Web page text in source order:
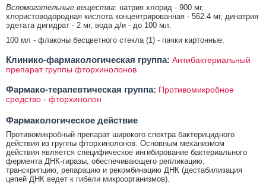
Вспомогательные вещества: натрия хлорид - 900 мг,
хлористоводородная кислота концентрированная - 562.4 мг, динатрия
эдетата дигидрат - 2 мг, вода д/и - до 100 мл.
100 мл - флаконы бесцветного стекла (1) - пачки картонные.
Клинико-фармакологическая группа: Антибактериальный
препарат группы фторхинолонов
Фармако-терапевтическая группа: Противомикробное
средство - фторхинолон
Фармакологическое действие
Противомикробный препарат широкого спектра бактерицидного
действия из группы фторхинолонов. Основным механизмом
действия является специфическое ингибирование бактериального
фермента ДНК-гиразы, обеспечивающего репликацию,
транскрипцию, репарацию и рекомбинацию ДНК (дестабилизация
цепей ДНК ведет к гибели микроорганизмов).